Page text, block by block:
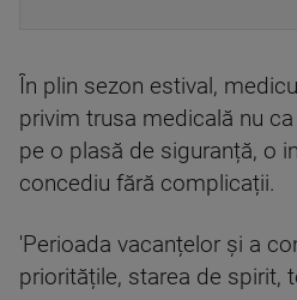
În plin sezon estival,
privim trusa medicală nu
pe o plasă de siguranță, o
concediu fără complicații.
'Perioada vacanțelor și a
prioritățile, starea de spirit,